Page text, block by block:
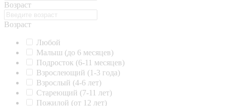
Возраст
Возраст
Любой
Малыш (до 6 месяцев)
Подросток (6-11 месяцев)
Взрослеющий (1-3 года)
Взрослый (4-6 лет)
Стареющий (7-11 лет)
Пожилой (от 12 лет)